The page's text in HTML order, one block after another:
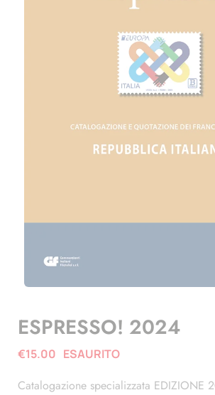
ESPRESSO! 2024
€15.00 ESAURITO
Catalogazione specializzata EDIZIONE